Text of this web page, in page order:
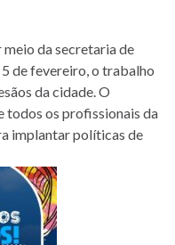
da secretaria de
de fevereiro, o trabalho
da cidade. O
os profissionais da
implantar políticas de